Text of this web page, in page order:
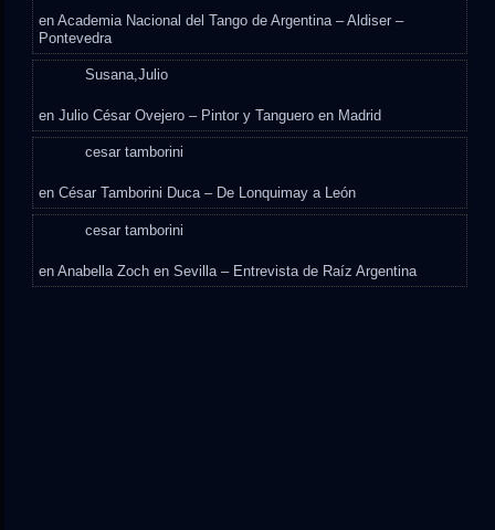
enAcademia Nacional del Tango de Argentina – Aldiser –
Pontevedra
Susana,Julio
enJulio César Ovejero – Pintor y Tanguero en Madrid
cesar tamborini
enCésar Tamborini Duca – De Lonquimay a León
cesar tamborini
enAnabella Zoch en Sevilla – Entrevista de Raíz Argentina